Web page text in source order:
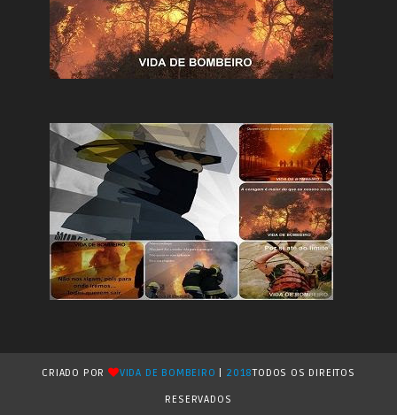
CRIADO POR VIDA DE BOMBEIRO 2018TODOS OS DIREITOS
RESERVADOS